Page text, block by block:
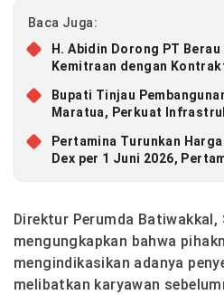
Baca Juga:
H. Abidin Dorong PT
Kemitraan dengan
Bupati Tinjau
Maratua, Perkuat
Pertamina Turunkan
Dex per 1 Juni 2026,
Direktur Perumda Batiwakkal,
mengungkapkan bahwa
mengindikasikan adanya
melibatkan karyawan